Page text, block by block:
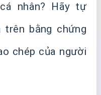
nhân? Hãy tự
bằng chứng
chép của người